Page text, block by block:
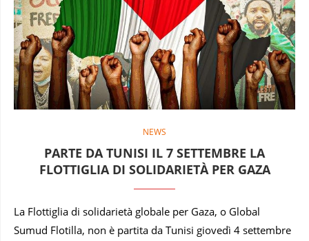
NEWS
PARTE DA TUNISI IL 7 SETTEMBRE LA
FLOTTIGLIA DI SOLIDARIETÀ PER GAZA
La Flottiglia di solidarietà globale per Gaza, o Global
Sumud Flotilla, non è partita da Tunisi giovedì 4 settembre